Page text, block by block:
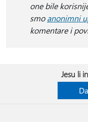
one bile
smoanonimni
komentare i
Jesu li
Da